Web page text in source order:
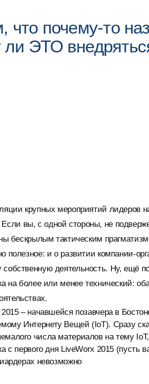
что почему-то
ЭТО
крупных мероприятий лидеров
вы, с одной стороны, не
бескрылым тактическим
полезное: и о развитии компании-
деятельность. Ну, ещё
на более или менее технический:
– начавшейся позавчера в
Интернету Вещей (IoT). Сразу
числа материалов на тему
с первого дня LiveWorx 2015 (пусть
невозможно